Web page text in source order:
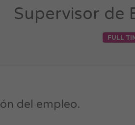
Supervisor de
FULL
del empleo.